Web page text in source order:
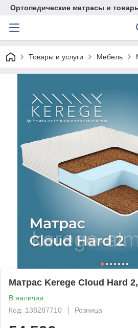
Ортопедические матрасы и
Товары и услуги Мебель
Матрас Kerege Cloud Hard
В наличии
Код: 138287710
Розница